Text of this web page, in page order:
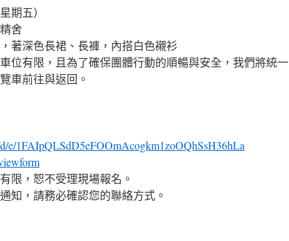
期五）
舍
著深色長裙、長褲，內搭白色襯衫
位有限，且為了確保團體行動的順暢與安全，我們將統一
車前往與返回。
e/1FAIpQLSdD5eFOOmAcogkm1zoOQhSsH36hLa
限，恕不受理現場報名。
知，請務必確認您的聯絡方式。